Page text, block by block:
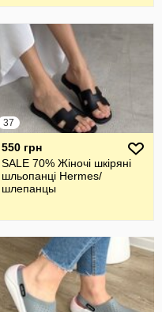
37
550 грн
SALE 70% Жіночі шкіряні
шльопанці Hermes/
шлепанцы